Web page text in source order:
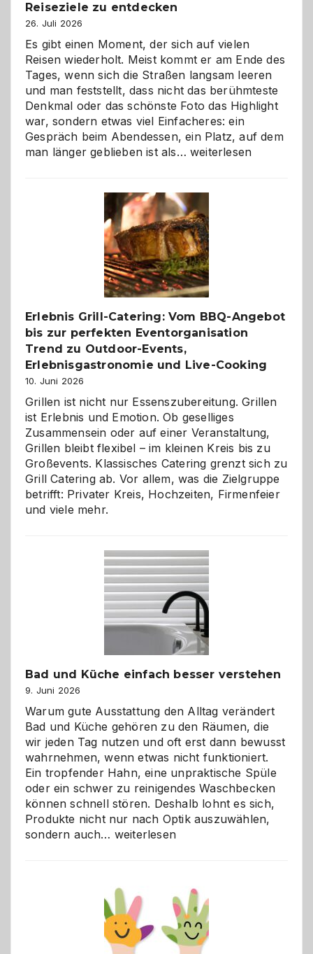
Reiseziele zu entdecken
26. Juli 2026
Es gibt einen Moment, der sich auf vielen
Reisen wiederholt. Meist kommt er am Ende des
Tages, wenn sich die Straßen langsam leeren
und man feststellt, dass nicht das berühmteste
Denkmal oder das schönste Foto das Highlight
war, sondern etwas viel Einfacheres: ein
Gespräch beim Abendessen, ein Platz, auf dem
man länger geblieben ist als… Als
–
die
Gelegenheit,
neue
Reiseziele
zu
entdecken
weiterlesen
Erlebnis Grill-Catering: Vom BBQ-Angebot
bis zur perfekten Eventorganisation
Trend zu Outdoor-Events,
Erlebnisgastronomie und Live-Cooking
10. Juni 2026
Grillen ist nicht nur Essenszubereitung. Grillen
ist Erlebnis und Emotion. Ob geselliges
Zusammensein oder auf einer Veranstaltung,
Grillen bleibt flexibel – im kleinen Kreis bis zu
Großevents. Klassisches Catering grenzt sich zu
Grill Catering ab. Vor allem, was die Zielgruppe
betrifft: Privater Kreis, Hochzeiten, Firmenfeier
und viele mehr.
Bad und Küche einfach besser verstehen
9. Juni 2026
Warum gute Ausstattung den Alltag verändert
Bad und Küche gehören zu den Räumen, die
wir jeden Tag nutzen und oft erst dann bewusst
wahrnehmen, wenn etwas nicht funktioniert.
Ein tropfender Hahn, eine unpraktische Spüle
oder ein schwer zu reinigendes Waschbecken
können schnell stören. Deshalb lohnt es sich,
Produkte nicht nur nach Optik auszuwählen,
sondern auch… Bad
besser
verstehen
weiterlesen